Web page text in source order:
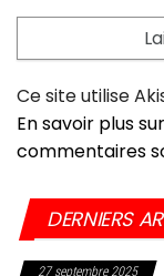
Ce site utilise
En savoir plus
commentaires
DERNIERS
27 septembre 2025